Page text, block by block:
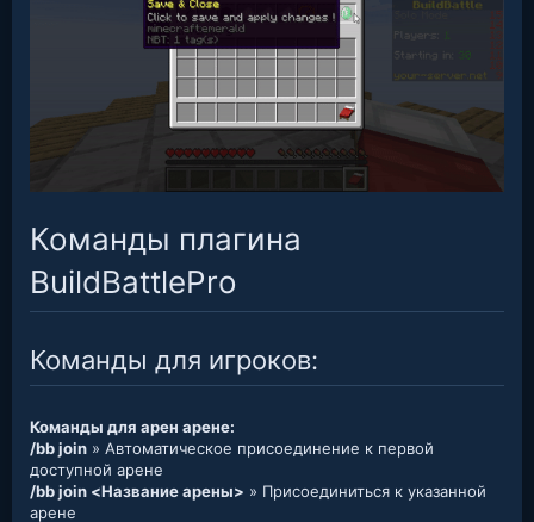
Команды плагина
BuildBattlePro
Команды для игроков:
Команды для арен арене:
/bb join » Автоматическое присоединение к первой
доступной арене
/bb join <Название арены> » Присоединиться к указанной
арене